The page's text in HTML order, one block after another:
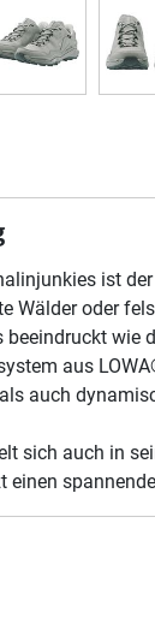
ist
Wälder oder
wie
aus
auch
sich auch in
einen